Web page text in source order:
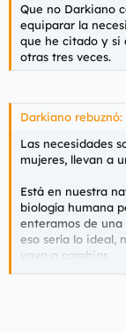
Lo ideal es que
también
limpieza final del
Pruébalo y ya me
Que no Darkiano
equiparar la
que he citado y si
otras tres veces.
Darkiano rebuznó:
Las necesidades
mujeres, llevan a
Está en nuestra
biología humana
enteramos de una
eso sería lo ideal,
vaya a cambiar.